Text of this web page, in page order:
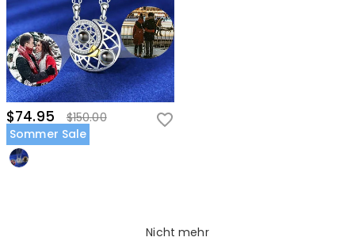
$74.95
$150.00
Sommer Sale
Nicht mehr